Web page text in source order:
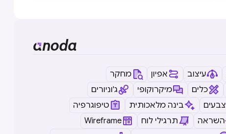
עיצוב אפיון
מחקר
כלים מיקרוקופי
ג'וניורים
צבעים בינה מלאכותית
טיפוגרפיה
השראה תרגילי לוח
Wireframe